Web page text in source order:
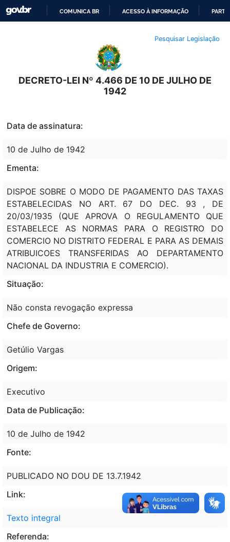
O
CONTEÚDO
COMUNICA BR ACESSO À INFORMAÇÃO
Pesquisar Legislação
DECRETO-LEI Nº 4.466 DE 10 DE JULHO DE
1942
Data de assinatura:
10 de Julho de 1942
Ementa:
DISPOE SOBRE O MODO DE PAGAMENTO DAS TAXAS
ESTABELECIDAS NO ART. 67 DO DEC. 93 , DE
20/03/1935 (QUE APROVA O REGULAMENTO QUE
ESTABELECE AS NORMAS PARA O REGISTRO DO
COMERCIO NO DISTRITO FEDERAL E PARA AS DEMAIS
ATRIBUICOES TRANSFERIDAS AO DEPARTAMENTO
NACIONAL DA INDUSTRIA E COMERCIO).
Situação:
Não consta revogação expressa
Chefe de Governo:
Getúlio Vargas
Origem:
Executivo
Data de Publicação:
10 de Julho de 1942
Fonte:
PUBLICADO NO DOU DE 13.7.1942
Link:
Texto integral
Referenda: